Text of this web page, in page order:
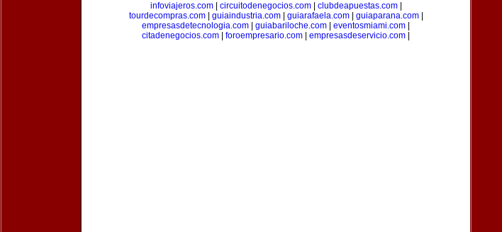
infoviajeros.com| circuitodenegocios.com| clubdeapuestas.com|
tourdecompras.com| guiaindustria.com| guiarafaela.com| guiaparana.com|
empresasdetecnologia.com
guiabariloche.com eventosmiami.com
citadenegocios.com
foroempresario.com empresasdeservicio.com